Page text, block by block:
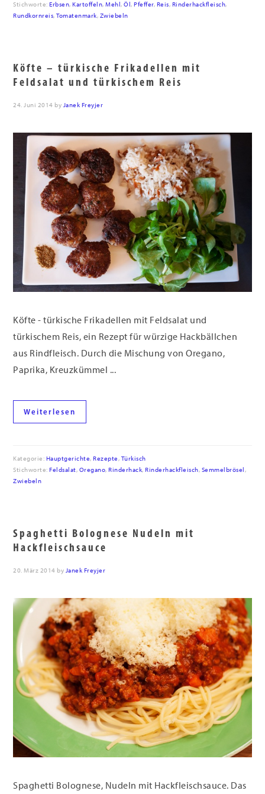
Stichworte:Erbsen,Kartoffeln,Mehl,Öl,Pfeffer, Reis, Rinderhackfleisch,
Rundkornreis,Tomatenmark, Zwiebeln
Köfte – türkische Frikadellen mit
Feldsalat und türkischem Reis
24. Juni 2014 by Janek Freyjer
Köfte - türkische Frikadellen mit Feldsalat und
türkischem Reis, ein Rezept für würzige Hackbällchen
aus Rindfleisch. Durch die Mischung von Oregano,
Paprika, Kreuzkümmel ...
Weiterlesen
Kategorie: Hauptgerichte,Rezepte, Türkisch
Stichworte:Feldsalat, Oregano,Rinderhack,Rinderhackfleisch, Semmelbrösel,
Zwiebeln
Spaghetti Bolognese Nudeln mit
Hackfleischsauce
20. März 2014 by Janek Freyjer
Spaghetti Bolognese, Nudeln mit Hackfleischsauce. Das